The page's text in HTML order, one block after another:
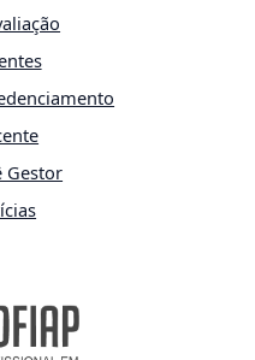
Gestor